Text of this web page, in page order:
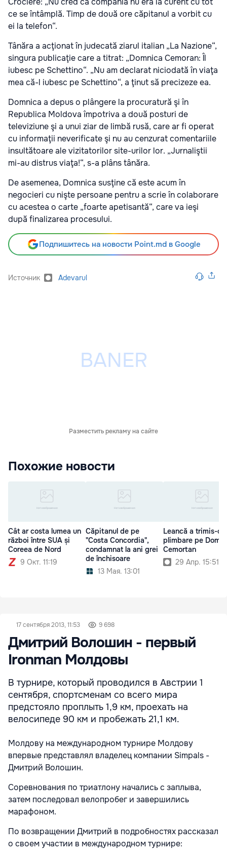
ce se întâmplă. Timp de două ore căpitanul a vorbit cu
ei la telefon“.
Tânăra a acţionat în judecată ziarul italian „La Nazione“,
singura publicaţie care a titrat: „Domnica Cemoran: Îl
iubesc pe Schettino“. „Nu am declarat niciodată în viaţa
mea că-l iubesc pe Schettino“, a ţinut să precizeze ea.
Domnica a depus o plângere la procuratură şi în
Republica Moldova împotriva a două posturi de
televiziune şi a unui ziar de limbă rusă, care ar fi operat
cu informaţii neverificate şi nu au cenzurat comentariile
insultătoare ale vizitatorilor site-urilor lor. „Jurnaliştii
mi-au distrus viaţa!“, s-a plâns tânăra.
De asemenea, Domnica susţine că este acum în
negocieri cu nişte persoane pentru a scrie în colaborare
cu acestea o carte „foarte apetisantă“, care va ieşi
după finalizarea procesului.
Подпишитесь на новости Point.md в Google
Источник Adevarul
Разместить рекламу на сайте
Похожие новости
Cât ar costa lumea un
război între SUA și
Coreea de Nord
9 Окт. 11:19
Căpitanul de pe
"Costa Concordia",
condamnat la ani grei
de închisoare
13 Мая. 13:01
Leancă a trimis-o
plimbare pe
Cemortan
29 Апр. 15:51
17 сентября 2013, 11:53 9 698
Дмитрий Волошин - первый
Ironman Молдовы
В турнире, который проводился в Австрии 1
сентября, спортсменам со всего мира
предстояло проплыть 1,9 км, проехать на
велосипеде 90 км и пробежать 21,1 км.
Молдову на международном турнире Молдову
впервые представлял владелец компании Simpals -
Дмитрий Волошин.
Соревнования по триатлону начались с заплыва,
затем последовал велопробег и завершились
марафоном.
По возвращении Дмитрий в подробностях рассказал
о своем участии в международном турнире: